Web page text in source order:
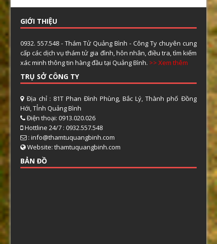
GIỚI THIỆU
0932. 557.548 - Thám Tử Quảng Bình - Công Ty chuyên cung
cấp các dịch vụ thám tử gia đình, hôn nhân, điều tra, tìm kiếm
xác minh thông tin hàng đầu tại Quảng Bình. >> Xem thêm
TRỤ SỞ CÔNG TY
Địa chỉ : 81T Phan Đình Phùng, Bắc Lý, Thành phố Đồng
Hới, TỈnh Quảng Bình
Điện thoại: 0913.020.026
Hottline 24/7 : 0932.557.548
: info@thamtuquangbinh.com
Website: thamtuquangbinh.com
BẢN ĐỒ